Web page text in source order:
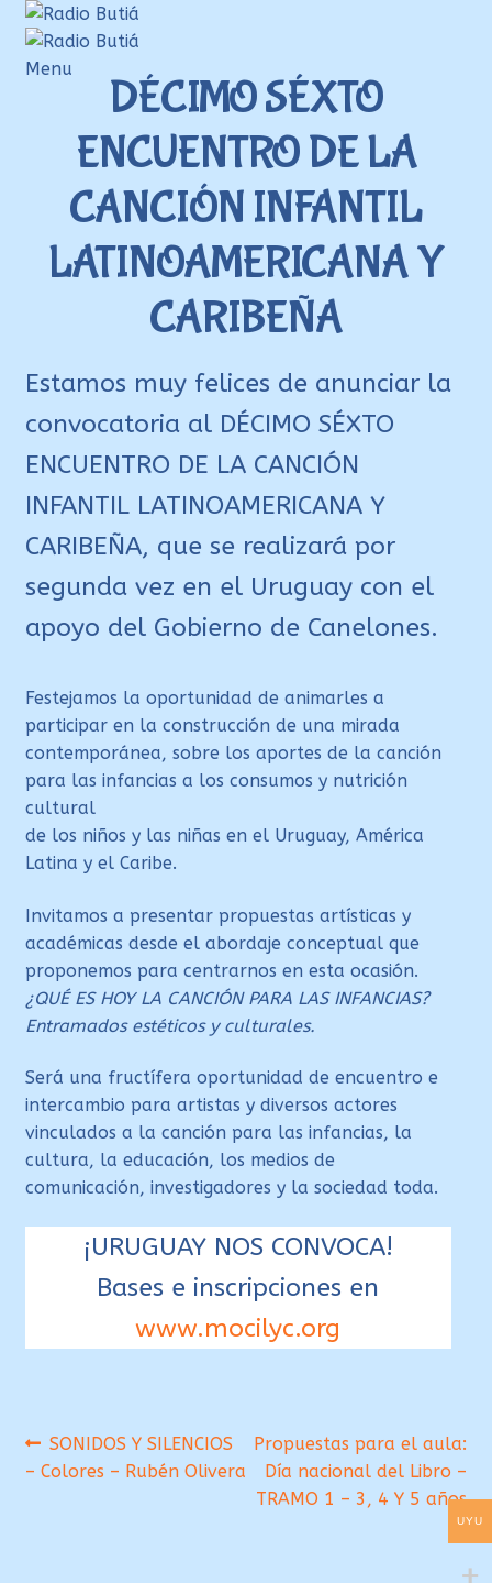
Ir
a
la
Ir
al
contenido
Menu
Login
Armá tu playlist
Quehacer Educativo
Propuestas para el aula
Discoteca Digital Butiá
Ayuda
DÉCIMO SÉXTO
ENCUENTRO DE LA
CANCIÓN INFANTIL
LATINOAMERICANA Y
CARIBEÑA
Estamos muy felices de anunciar la
convocatoria al DÉCIMO SÉXTO
ENCUENTRO DE LA CANCIÓN
INFANTIL LATINOAMERICANA Y
CARIBEÑA, que se realizará por
segunda vez en el Uruguay con el
apoyo del Gobierno de Canelones.
Festejamos la oportunidad de animarles a
participar en la construcción de una mirada
contemporánea, sobre los aportes de la canción
para las infancias a los consumos y nutrición
cultural
de los niños y las niñas en el Uruguay, América
Latina y el Caribe.
Invitamos a presentar propuestas artísticas y
académicas desde el abordaje conceptual que
proponemos para centrarnos en esta ocasión.
¿QUÉ ES HOY LA CANCIÓN PARA LAS INFANCIAS?
Entramados estéticos y culturales.
Será una fructífera oportunidad de encuentro e
intercambio para artistas y diversos actores
vinculados a la canción para las infancias, la
cultura, la educación, los medios de
comunicación, investigadores y la sociedad toda.
¡URUGUAY NOS CONVOCA!
Bases e inscripciones en
www.mocilyc.org
Navegación
de
Anterior:
SONIDOS Y SILENCIOS
– Colores – Rubén Olivera
Siguiente:
Propuestas para el aula:
Día nacional del Libro –
TRAMO 1 – 3, 4 Y 5 años
UYU